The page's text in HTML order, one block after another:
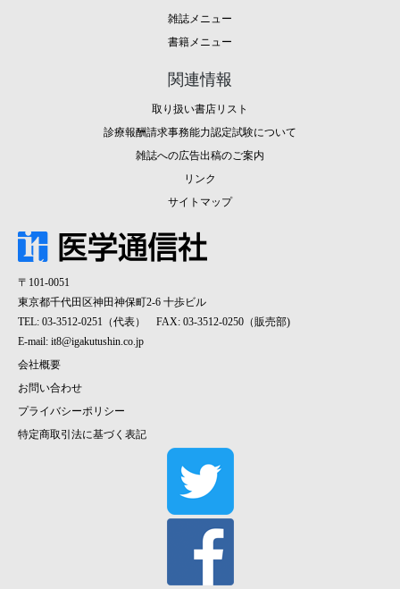
雑誌メニュー
書籍メニュー
関連情報
取り扱い書店リスト
診療報酬請求事務能力認定試験について
雑誌への広告出稿のご案内
リンク
サイトマップ
〒101-0051
東京都千代田区神田神保町2-6 十歩ビル
TEL: 03-3512-0251（代表） FAX: 03-3512-0250（販売部)
E-mail: it8@igakutushin.co.jp
会社概要
お問い合わせ
プライバシーポリシー
特定商取引法に基づく表記